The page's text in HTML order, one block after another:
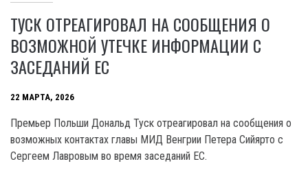
ТУСК ОТРЕАГИРОВАЛ НА СООБЩЕНИЯ О
ВОЗМОЖНОЙ УТЕЧКЕ ИНФОРМАЦИИ С
ЗАСЕДАНИЙ ЕС
22 МАРТА, 2026
Премьер Польши Дональд Туск отреагировал на сообщения о
возможных контактах главы МИД Венгрии Петера Сийярто с
Сергеем Лавровым во время заседаний ЕС.